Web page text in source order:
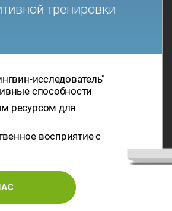
тренировки
исследователь"
способности
ресурсом для
восприятие с